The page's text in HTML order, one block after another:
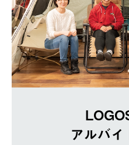
アルバ